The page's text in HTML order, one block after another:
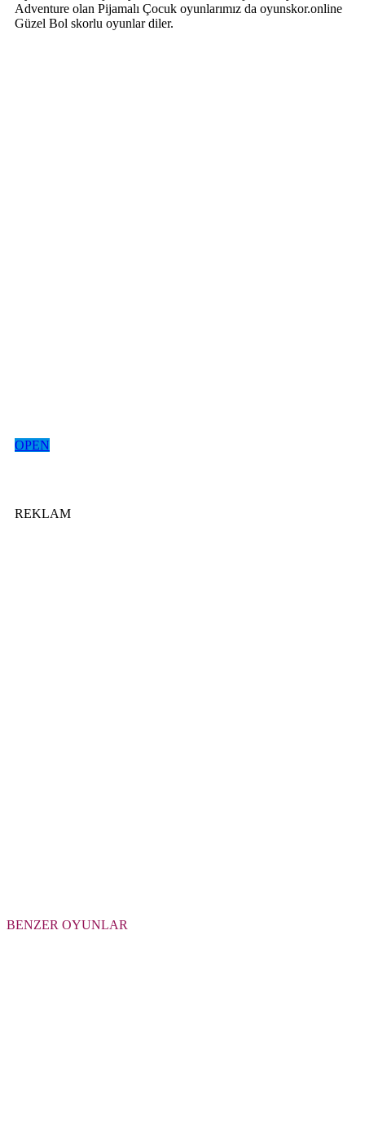
Adventure olan Pijamalı Çocuk oyunlarımız da oyunskor.online
Güzel Bol skorlu oyunlar diler.
OPEN
REKLAM
BENZER OYUNLAR